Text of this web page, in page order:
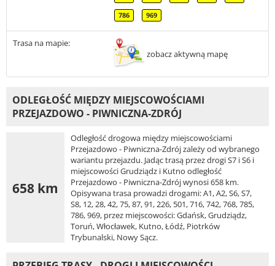
786 969
Trasa na mapie:
zobacz aktywną mapę
ODLEGŁOŚĆ MIĘDZY MIEJSCOWOŚCIAMI
PRZEJAZDOWO - PIWNICZNA-ZDRÓJ
658 km
Odległość drogowa między miejscowościami
Przejazdowo - Piwniczna-Zdrój zależy od wybranego
wariantu przejazdu. Jadąc trasą przez drogi S7 i S6 i
miejscowości Grudziądz i Kutno odległość
Przejazdowo - Piwniczna-Zdrój wynosi 658 km.
Opisywana trasa prowadzi drogami: A1, A2, S6, S7,
S8, 12, 28, 42, 75, 87, 91, 226, 501, 716, 742, 768, 785,
786, 969, przez miejscowości: Gdańsk, Grudziądz,
Toruń, Włocławek, Kutno, Łódź, Piotrków
Trybunalski, Nowy Sącz.